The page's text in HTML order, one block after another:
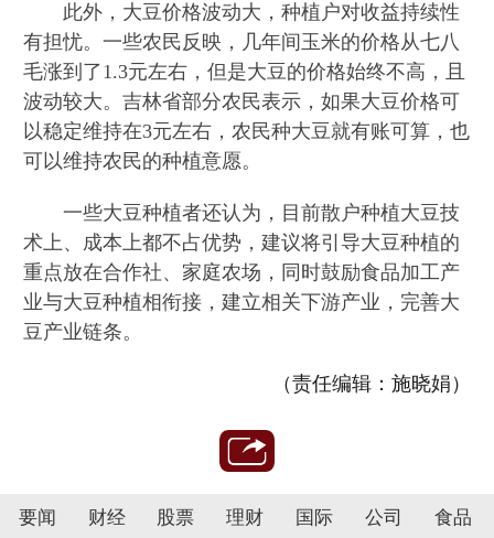
此外，大豆价格波动大，种植户对收益持续性
有担忧。一些农民反映，几年间玉米的价格从七八
毛涨到了1.3元左右，但是大豆的价格始终不高，且
波动较大。吉林省部分农民表示，如果大豆价格可
以稳定维持在3元左右，农民种大豆就有账可算，也
可以维持农民的种植意愿。
一些大豆种植者还认为，目前散户种植大豆技
术上、成本上都不占优势，建议将引导大豆种植的
重点放在合作社、家庭农场，同时鼓励食品加工产
业与大豆种植相衔接，建立相关下游产业，完善大
豆产业链条。
（责任编辑：施晓娟）
要闻 财经 股票 理财 国际 公司 食品